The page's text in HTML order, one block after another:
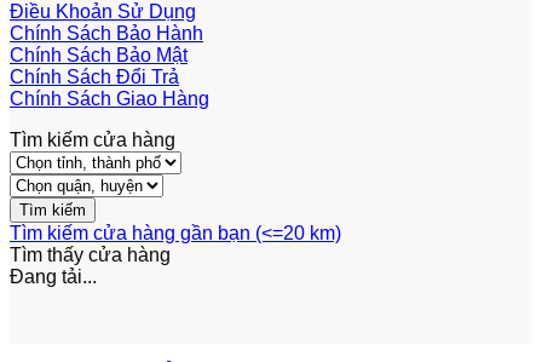
Điều Khoản Sử Dụng
Chính Sách Bảo Hành
Chính Sách Bảo Mật
Chính Sách Đổi Trả
Chính Sách Giao Hàng
Tìm kiếm cửa hàng
Tìm kiếm cửa hàng gần bạn (<=20 km)
Tìm thấy cửa hàng
Đang tải...